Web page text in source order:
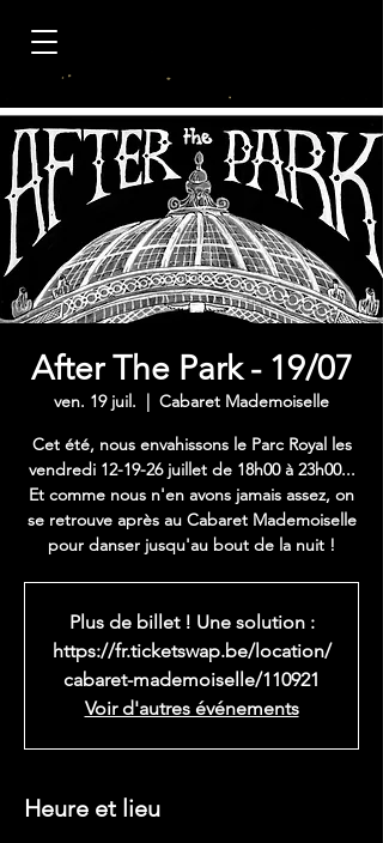
After The Park - 19/07
ven. 19 juil.
  |
Cabaret Mademoiselle
Cet été, nous envahissons le Parc Royal les
vendredi 12-19-26 juillet de 18h00 à 23h00...
Et comme nous n'en avons jamais assez, on
se retrouve après au Cabaret Mademoiselle
pour danser jusqu'au bout de la nuit !
Plus de billet ! Une solution :
https://fr.ticketswap.be/location/
cabaret-mademoiselle/110921
Voir d'autres événements
Heure et lieu